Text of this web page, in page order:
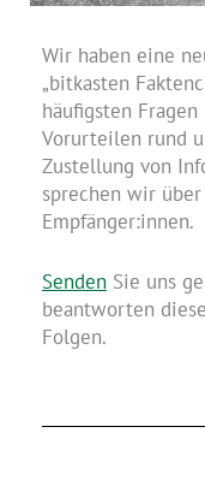
Wir haben eine
„bitkasten
häufigsten
Vorurteilen rund
Zustellung von
sprechen wir
Empfänger:innen.
Senden Sie uns
beantworten
Folgen.